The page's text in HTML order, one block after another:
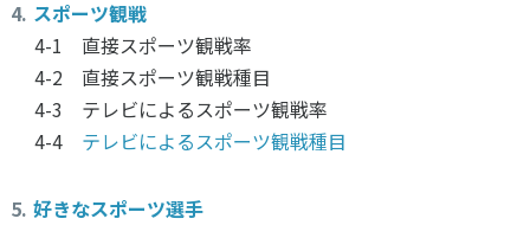
スポーツ観戦
4-1 直接スポーツ観戦率
4-2 直接スポーツ観戦種目
4-3 テレビによるスポーツ観戦率
4-4 テレビによるスポーツ観戦種目
好きなスポーツ選手